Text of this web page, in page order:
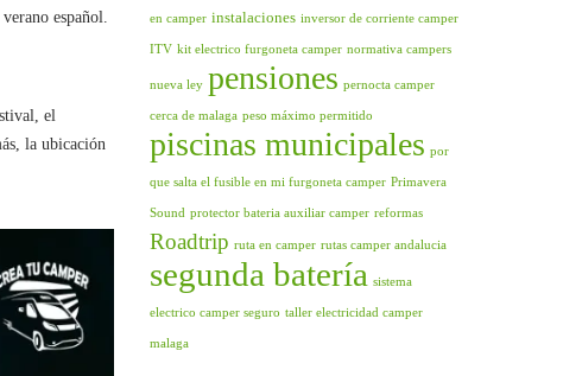
español.
el
la ubicación
en camper instalaciones inversor de corriente camper
ITV kit electrico furgoneta camper normativa campers
nueva ley pensiones pernocta camper
cerca de malaga peso máximo permitido
piscinas municipales por
que salta el fusible en mi furgoneta camper Primavera
Sound protector bateria auxiliar camper reformas
Roadtrip ruta en camper rutas camper andalucia
segunda batería sistema
electrico camper seguro taller electricidad camper
malaga